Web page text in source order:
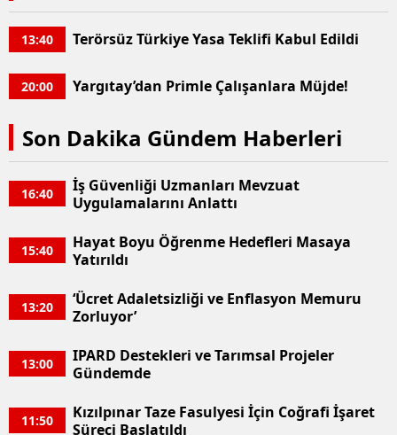
Yozgat
Bayburt
Karaman
Batman
Ardahan
13:40 Terörsüz Türkiye Yasa Teklifi Kabul Edildi
20:00 Yargıtay’dan Primle Çalışanlara Müjde!
Son Dakika Gündem Haberleri
16:40
İş Güvenliği Uzmanları Mevzuat
Uygulamalarını Anlattı
15:40
Hayat Boyu Öğrenme Hedefleri Masaya
Yatırıldı
13:20
‘Ücret Adaletsizliği ve Enflasyon Memuru
Zorluyor’
13:00
IPARD Destekleri ve Tarımsal Projeler
Gündemde
11:50
Kızılpınar Taze Fasulyesi İçin Coğrafi İşaret
Süreci Başlatıldı